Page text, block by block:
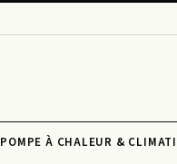
POMPE À CHALEUR &